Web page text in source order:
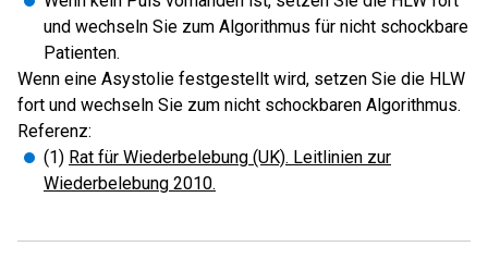
und wechseln Sie zum Algorithmus für nicht schockbare
Patienten.
Wenn eine Asystolie festgestellt wird, setzen Sie die HLW
fort und wechseln Sie zum nicht schockbaren Algorithmus.
Referenz:
(1) Rat für Wiederbelebung (UK). Leitlinien zur
Wiederbelebung 2010.